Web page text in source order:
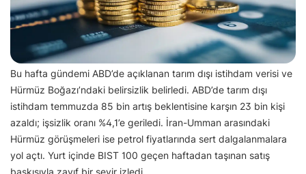
Bu hafta gündemi ABD’de açıklanan tarım dışı istihdam verisi ve
Hürmüz Boğazı’ndaki belirsizlik belirledi. ABD’de tarım dışı
istihdam temmuzda 85 bin artış beklentisine karşın 23 bin kişi
azaldı; işsizlik oranı %4,1’e geriledi. İran-Umman arasındaki
Hürmüz görüşmeleri ise petrol fiyatlarında sert dalgalanmalara
yol açtı. Yurt içinde BIST 100 geçen haftadan taşınan satış